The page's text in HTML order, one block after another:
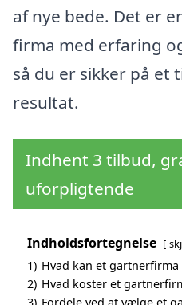
af nye bede. Det er
firma med erfaring
så du er sikker på et
resultat.
Indhent 3 tilbud,
uforpligtende
Indholdsfortegnelse
1) Hvad kan et
2) Hvad koster et